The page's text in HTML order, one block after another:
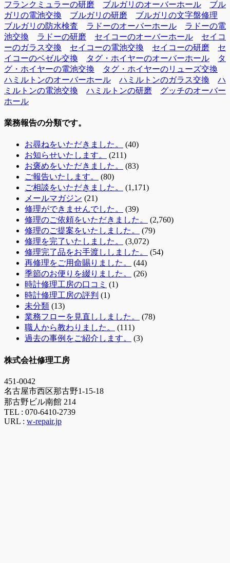
フランクミュラーの研磨
ブルガリのオーバーホール
ブル
ガリの電池交換
ブルガリの研磨
ブルガリの文字盤修理
ブルガリの防水検査
ラドーのオーバーホール
ラドーの電
池交換
ラドーの研磨 セイコーのオーバーホール
セイコ
ーのガラス交換
セイコーの電池交換 セイコーの研磨
セ
イコーのベゼル交換
タグ・ホイヤーのオーバーホール
タ
グ・ホイヤーの電池交換
タグ・ホイヤーのリューズ交換
ハミルトンのオーバーホール
ハミルトンのガラス交換
ハ
ミルトンの電池交換
ハミルトンの研磨
グッチのオーバー
ホール
業務報告の分類です。
お尋ねをいただきました。
(40)
お知らせいたします。
(211)
お褒めをいただきました。
(83)
ご報告いたします。
(80)
ご相談をいただきました。
(1,171)
メールマガジン (21)
修理ができませんでした。
(39)
修理のご依頼をいただきました。
(2,760)
修理のご提案をいたしました。
(79)
修理を完了いたしました。
(3,072)
修理完了品をお手渡ししました。
(54)
再修理をご用命賜りました。
(44)
季節のお便りを綴りました。
(26)
時計修理工房の口コミ (1)
時計修理工房の評判 (1)
未分類 (13)
業務フローを見直ししました。
(78)
職人から教わりました。
(111)
過去の事例をご紹介します。
(3)
株式会社修理工房
451-0042
名古屋市西区那古野1-15-18
那古野ビル南館 214
TEL : 070-6410-2739
URL : w-repair.jp